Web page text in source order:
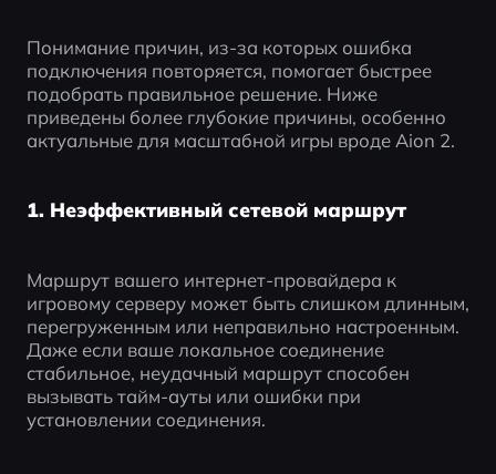
Понимание причин, из-за которых ошибка
подключения повторяется, помогает быстрее
подобрать правильное решение. Ниже
приведены более глубокие причины, особенно
актуальные для масштабной игры вроде Aion 2.
1. Неэффективный сетевой маршрут
Маршрут вашего интернет-провайдера к
игровому серверу может быть слишком длинным,
перегруженным или неправильно настроенным.
Даже если ваше локальное соединение
стабильное, неудачный маршрут способен
вызывать тайм-ауты или ошибки при
установлении соединения.